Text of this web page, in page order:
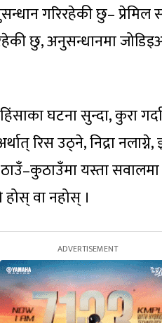
गरिरहेकी छु–
छु, अनुसन्धानमा
घटना सुन्दा, कुरा
रिस उठ्ने, निद्रा नलाग्ने,
यस्ता
होस् वा नहोस् ।